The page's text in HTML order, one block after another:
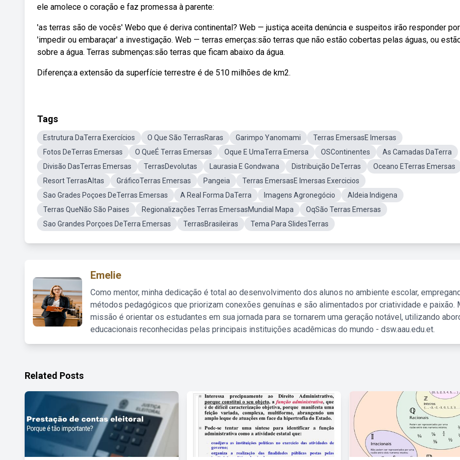
ele amolece o coração e faz promessa à parente:
'as terras são de vocês' Webo que é deriva continental? Web — justiça aceita denúncia e suspeitos irão responder por
'impedir ou embaraçar' a investigação. Web — terras emerças:são terras que não estão cobertas pelas águas, ou
sobre a água. Terras submenças:são terras que ficam abaixo da água.
Diferença:a extensão da superfície terrestre é de 510 milhões de km2.
Tags
Estrutura DaTerra Exercícios O Que São TerrasRaras Garimpo Yanomami
Terras EmersasE Imersas
Fotos DeTerras Emersas
O QueÉ Terras Emersas Oque E UmaTerra Emersa OSContinentes
As Camadas DaTerra
Divisão DasTerras Emersas
TerrasDevolutas Laurasia E Gondwana Distribuição DeTerras
Oceano ETerras Emersas
Resort TerrasAltas
GráficoTerras Emersas Pangeia
Terras EmersasE Imersas Exercicios
Sao Grades Poçoes DeTerras Emersas
A Real Forma DaTerra Imagens Agronegócio
Aldeia Indigena
Terras QueNão São Paises
Regionalizações Terras EmersasMundial Mapa
OqSão Terras Emersas
Sao Grandes Porçoes DeTerra Emersas
TerrasBrasileiras Tema Para SlidesTerras
Emelie
Como mentor, minha dedicação é total ao desenvolvimento dos alunos no ambiente escolar,
métodos pedagógicos que priorizam conexões genuínas e são alimentados por criatividade e paixão.
missão é orientar os estudantes em sua jornada para se tornarem uma geração notável, utilizando
educacionais reconhecidas pelas principais instituições acadêmicas do mundo - dsw.aau.edu.et.
Related Posts